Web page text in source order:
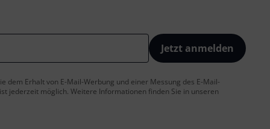
Jetzt anmelden
dem Erhalt von E-Mail-Werbung und einer Messung des E-Mail-
jederzeit möglich. Weitere Informationen finden Sie in unseren